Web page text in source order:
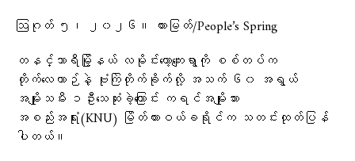
ဩဂုတ် ၅၊ ၂၀၂၆။ ထားမြတ်/People’s Spring
တနင်္သာရီမြို့နယ် လမိုင်းကော့ကျေးရွာကို စစ်တပ်က
တိုက်လေယာဉ်နဲ့ ဗုံးကြဲတိုက်ခိုက်လို့ အသက် ၆၀ အရွယ်
အမျိုးသမီး ၁ဦးသေဆုံးခဲ့ကြောင်း ကရင်အမျိုးသား
အစည်းအရုံး(KNU) မြိတ်ထားဝယ်ခရိုင်က သတင်းထုတ်ပြန်
ပါတယ်။